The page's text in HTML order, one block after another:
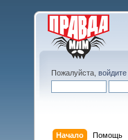
Пожалуйста, войдите
Начало Помощь